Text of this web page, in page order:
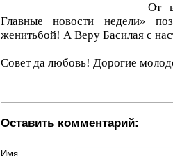
От
Главные новости недели»
женитьбой! А Веру Басилая с
Совет да любовь! Дорогие
Оставить комментарий:
Имя